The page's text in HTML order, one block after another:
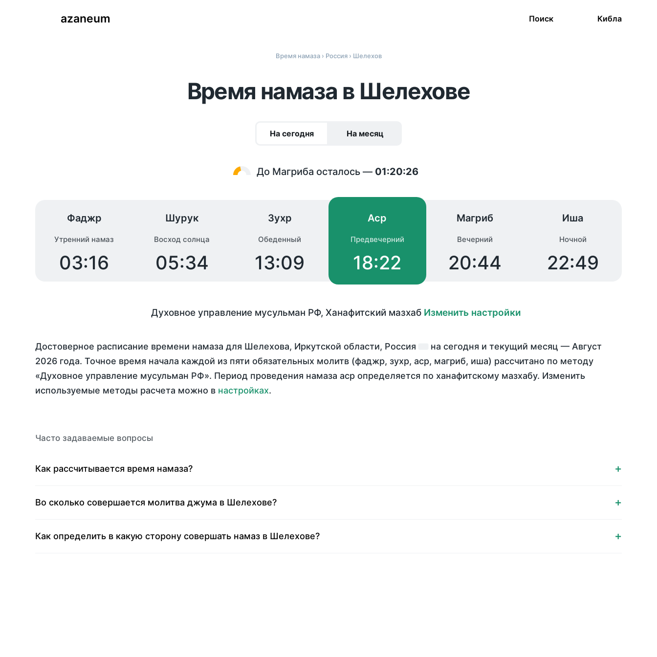
azaneum Поиск Кибла
Время намаза› Россия› Шелехов
Время намаза в Шелехове
На сегодня На месяц
До Магриба осталось — 01:20:26
Фаджр
Утренний намаз
03:16
Шурук
Восход солнца
05:34
Зухр
Обеденный
13:09
Аср
Предвечерний
18:22
Магриб
Вечерний
20:44
Иша
Ночной
22:49
Духовное управление мусульман РФ, Ханафитский мазхаб Изменить настройки
Достоверное расписание времени намаза для Шелехова, Иркутской области, Россия на сегодня и текущий месяц — Август
2026 года. Точное время начала каждой из пяти обязательных молитв (фаджр, зухр, аср, магриб, иша) рассчитано по методу
«Духовное управление мусульман РФ». Период проведения намаза аср определяется по ханафитскому мазхабу. Изменить
используемые методы расчета можно в настройках.
Часто задаваемые вопросы
Как рассчитывается время намаза?
Во сколько совершается молитва джума в Шелехове?
Как определить в какую сторону совершать намаз в Шелехове?